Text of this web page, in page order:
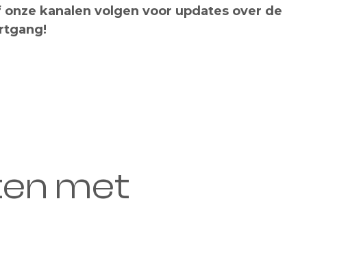
onze kanalen volgen voor updates over de
met